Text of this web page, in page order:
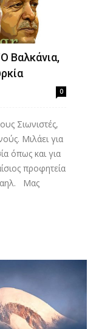
Βαλκάνια,
0
Σιωνιστές,
Μιλάει για
όπως και για
προφητεία
Μας